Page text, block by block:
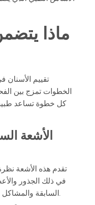
ماذا
تقييم الأسنان
الخطوات تمزج بين
كل خطوة تساعد
الأشعة
تقدم هذه الأشعة
في ذلك الجذور
السابقة والمشاكل المخفية مثل التكيسات أو الشقوق.